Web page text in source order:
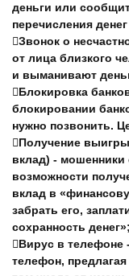
деньги или
перечисления
Звонок о
от лица близкого
и выманивают
Блокировка
блокировании
нужно позвонить.
Получение
вклад) -
возможности
вклад в
забрать его,
сохранность денег»;
Вирус в телефоне
телефон,